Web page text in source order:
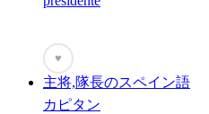
♥
主将,隊長のスペイン語
カピタン